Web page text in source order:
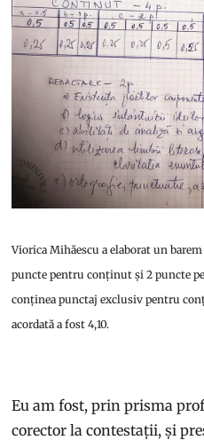
Viorica Mihăescu a elaborat un
puncte pentru conținut și 2 puncte
conținea punctaj exclusiv pentru
acordată a fost 4,10.
Eu am fost, prin prisma
corector la contestații, și